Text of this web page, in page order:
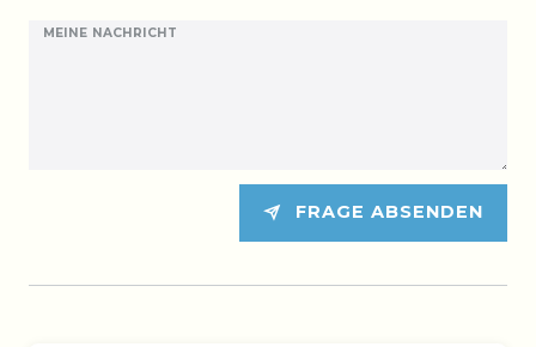
MEINE NACHRICHT
FRAGE ABSENDEN